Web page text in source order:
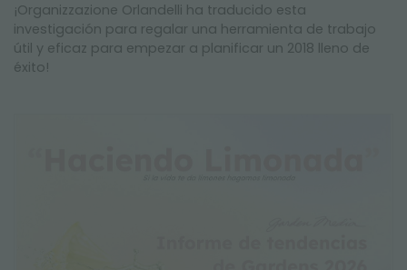
¡Organizzazione Orlandelli ha traducido esta
investigación para regalar una herramienta de trabajo
útil y eficaz para empezar a planificar un 2018 lleno de
éxito!